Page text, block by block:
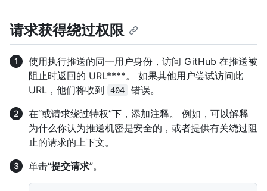
请求获得绕过权限
使用执行推送的同一用户身份，访问 GitHub 在推送被
阻止时返回的 URL****。 如果其他用户尝试访问此
URL，他们将收到
404
错误。
在“或请求绕过特权”下，添加注释。 例如，可以解释
为什么你认为推送机密是安全的，或者提供有关绕过阻
止的请求的上下文。
单击“提交请求”。